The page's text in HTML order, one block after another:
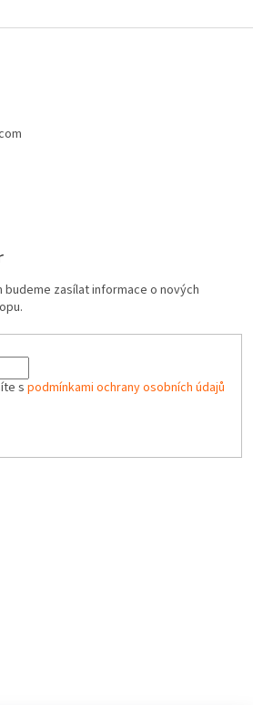
budeme zasílat informace o nových
s podmínkami ochrany osobních údajů